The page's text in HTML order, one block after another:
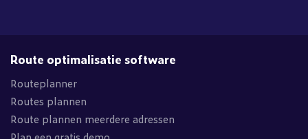
Route optimalisatie software
Routeplanner
Routes plannen
Route plannen meerdere adressen